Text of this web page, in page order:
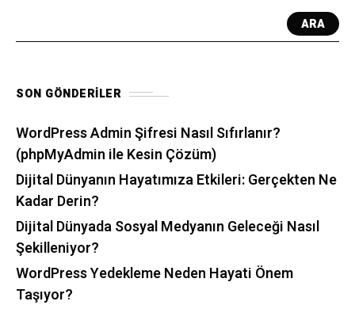
ARA
SON GÖNDERILER
WordPress Admin Şifresi Nasıl Sıfırlanır?
(phpMyAdmin ile Kesin Çözüm)
Dijital Dünyanın Hayatımıza Etkileri: Gerçekten Ne
Kadar Derin?
Dijital Dünyada Sosyal Medyanın Geleceği Nasıl
Şekilleniyor?
WordPress Yedekleme Neden Hayati Önem
Taşıyor?